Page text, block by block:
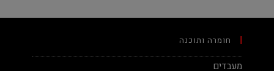
חומרה ותוכנה
מעבדים